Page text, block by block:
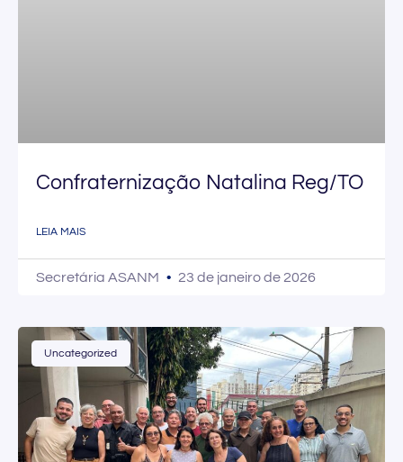
Confraternização Natalina Reg/TO
LEIA MAIS
Secretária ASANM 23 de janeiro de 2026
Uncategorized